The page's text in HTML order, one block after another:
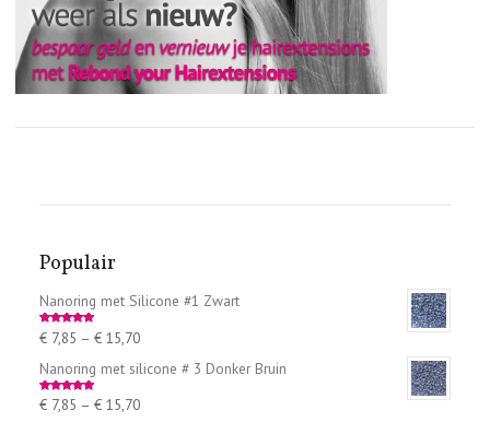
Populair
Nanoring met Silicone #1 Zwart
Rated5.00
out of 5
€7,85 – €15,70
Nanoring met silicone # 3 Donker Bruin
Rated5.00
out of 5
€7,85 – €15,70